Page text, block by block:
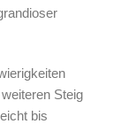
Steig
bis